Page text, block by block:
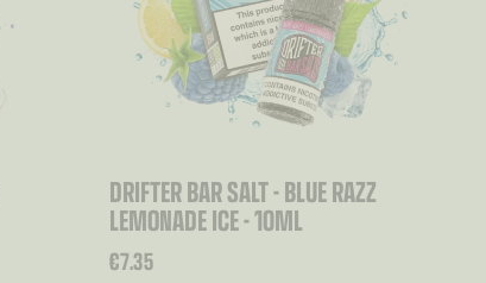
DRIFTER BAR SALT - BLUE RAZZ
LEMONADE ICE - 10ML
€7.35